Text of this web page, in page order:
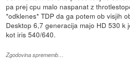
pa prej cpu malo naspanat z
*odklenes* TDP da ga potem ob visjih
Desktop 6,7 generacija majo HD 530 k
kot iris 540/640.
Zgodovina sprememb…